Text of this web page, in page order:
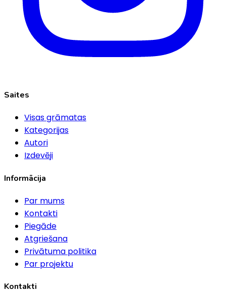
Saites
Visas grāmatas
Kategorijas
Autori
Izdevēji
Informācija
Par mums
Kontakti
Piegāde
Atgriešana
Privātuma politika
Par projektu
Kontakti